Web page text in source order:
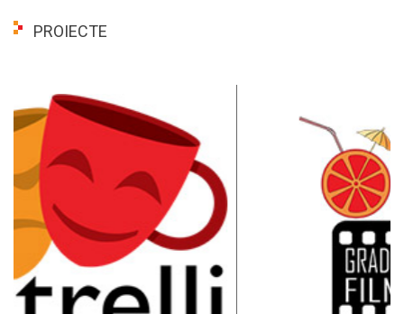
PROIECTE